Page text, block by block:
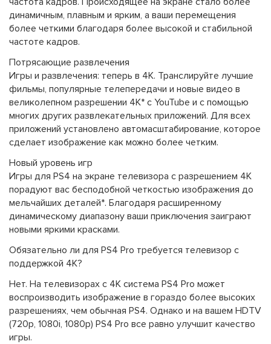
динамичным, плавным и ярким, а ваши перемещения
более четкими благодаря более высокой и стабильной
частоте кадров.
Потрясающие развлечения
Игры и развлечения: теперь в 4К. Транслируйте лучшие
фильмы, популярные телепередачи и новые видео в
великолепном разрешении 4K* с YouTube и с помощью
многих других развлекательных приложений. Для всех
приложений установлено автомасштабирование, которое
сделает изображение как можно более четким.
Новый уровень игр
Игры для PS4 на экране телевизора с разрешением 4K
порадуют вас бесподобной четкостью изображения до
мельчайших деталей*. Благодаря расширенному
динамическому диапазону ваши приключения заиграют
новыми яркими красками.
Обязательно ли для PS4 Pro требуется телевизор с
поддержкой 4K?
Нет. На телевизорах с 4K система PS4 Pro может
воспроизводить изображение в гораздо более высоких
разрешениях, чем обычная PS4. Однако и на вашем HDTV
(720p, 1080i, 1080p) PS4 Pro все равно улучшит качество
игры.